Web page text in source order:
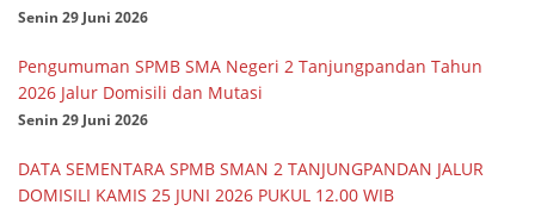
Senin 29 Juni 2026
Pengumuman SPMB SMA Negeri 2 Tanjungpandan Tahun
2026 Jalur Domisili dan Mutasi
Senin 29 Juni 2026
DATA SEMENTARA SPMB SMAN 2 TANJUNGPANDAN JALUR
DOMISILI KAMIS 25 JUNI 2026 PUKUL 12.00 WIB